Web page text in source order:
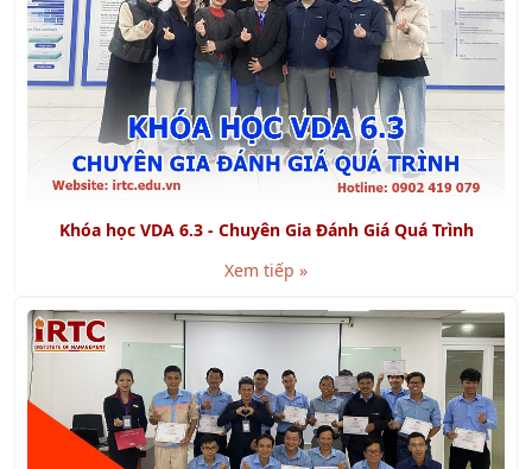
Khóa học VDA 6.3 - Chuyên Gia Đánh Giá Quá Trình